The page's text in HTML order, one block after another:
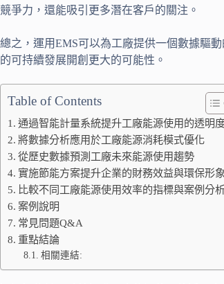
競爭力，還能吸引更多潛在客戶的關注。
總之，運用EMS可以為工廠提供一個數據驅
的可持續發展開創更大的可能性。
Table of Contents
通過智能計量系統提升工廠能源使用的透明
將數據分析應用於工廠能源消耗模式優化
從歷史數據預測工廠未來能源使用趨勢
實施節能方案提升企業的財務效益與環保形象
比較不同工廠能源使用效率的指標與案例分
案例說明
常見問題Q&A
重點結論
相關連結: